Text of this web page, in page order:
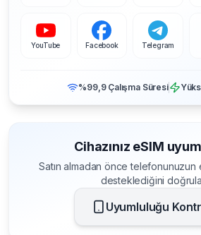
YouTube Facebook Telegram
%99,9 Çalışma Süresi
Cihazınız eSIM
Satın almadan önce telefonunuzun
desteklediğini
Uyumluluğu